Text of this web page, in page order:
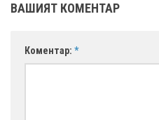
ВАШИЯТ КОМЕНТАР
Коментар: *